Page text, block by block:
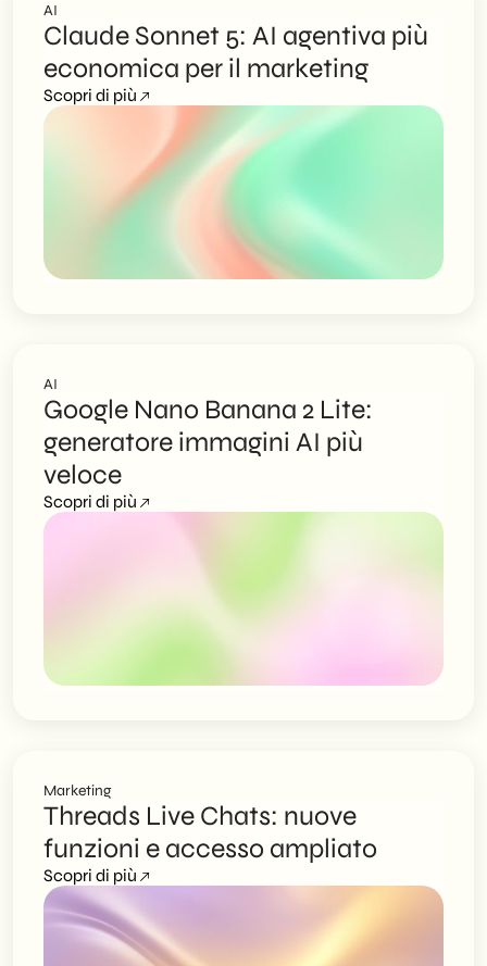
AI
Claude Sonnet 5: AI agentiva più
economica per il marketing
Scopri di più
AI
Google Nano Banana 2 Lite:
generatore immagini AI più
veloce
Scopri di più
Marketing
Threads Live Chats: nuove
funzioni e accesso ampliato
Scopri di più